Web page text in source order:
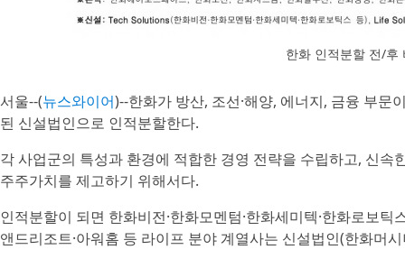
한화 인적분할 전/후
서울--(뉴스와이어)--한화가 방산, 조선·해양, 에너지, 금융 부
된 신설법인으로 인적분할한다.
각 사업군의 특성과 환경에 적합한 경영 전략을 수립하고, 신
주주가치를 제고하기 위해서다.
인적분할이 되면 한화비전·한화모멘텀·한화세미텍·한화로보
앤드리조트·아워홈 등 라이프 분야 계열사는 신설법인(한화머